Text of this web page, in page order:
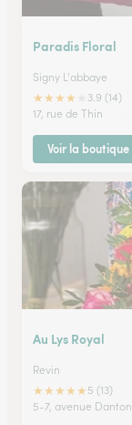
Paradis Floral
Signy L'abbaye
★★★★
3.9 (14)
17, rue de Thin
Voir la boutique
Au Lys Royal
Revin
★★★★★ 5 (13)
5-7, avenue Danton